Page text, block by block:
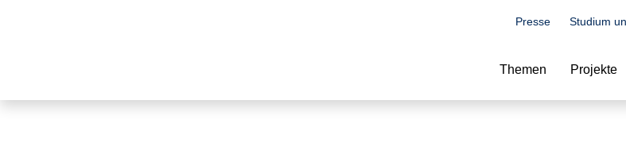
Presse Studium
Themen Projekte